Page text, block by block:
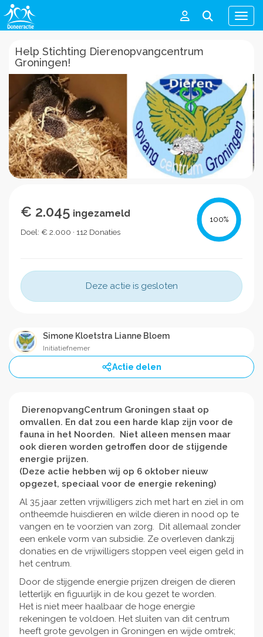
Menu
Help Stichting Dierenopvangcentrum
Groningen!
€ 2.045 ingezameld
Doel: € 2.000 · 112 Donaties
100%
Deze actie is gesloten
Simone Kloetstra Lianne Bloem
Initiatiefnemer
Actie delen
DierenopvangCentrum Groningen staat op
omvallen. En dat zou een harde klap zijn voor de
fauna in het Noorden. Niet alleen mensen maar
ook dieren worden getroffen door de stijgende
energie prijzen.
(Deze actie hebben wij op 6 oktober nieuw
opgezet, speciaal voor de energie rekening)
Al 35 jaar zetten vrijwilligers zich met hart en ziel in om
ontheemde huisdieren en wilde dieren in nood op te
vangen en te voorzien van zorg. Dit allemaal zonder
een enkele vorm van subsidie. Ze overleven dankzij
donaties en de vrijwilligers stoppen veel eigen geld in
het centrum.
Door de stijgende energie prijzen dreigen de dieren
letterlijk en figuurlijk in de kou gezet te worden.
Het is niet meer haalbaar de hoge energie
rekeningen te voldoen. Het sluiten van dit centrum
heeft grote gevolgen in Groningen en wijde omtrek;